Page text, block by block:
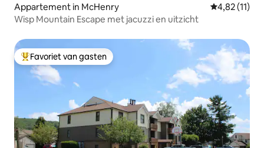
Appartement in McHenry Gemiddelde
4,82 (11)
Wisp Mountain Escape met jacuzzi en uitzicht
Topfavoriet van gasten
Favoriet van gasten